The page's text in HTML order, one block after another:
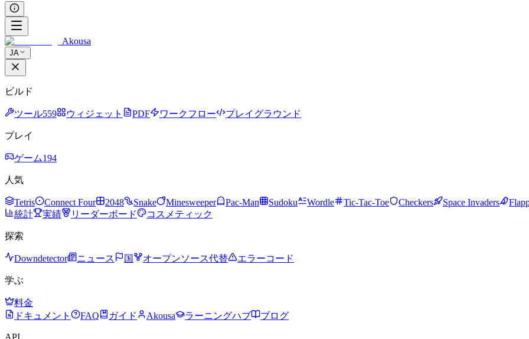
Akousa
JA
ビルド
ツール559 ウィジェット PDF ワークフロー プレイグラウンド
プレイ
ゲーム194
人気
Tetris Connect Four 2048 Snake Minesweeper Pac-Man Sudoku Wordle Tic-Tac-Toe Checkers Space Invaders
統計
実績 リーダーボード コスメティック
探索
Downdetector ニュース 国 オープンソース代替 エラーコード
学ぶ
料金
ドキュメント
FAQ ガイド Akousa ラーニングハブ ブログ
API